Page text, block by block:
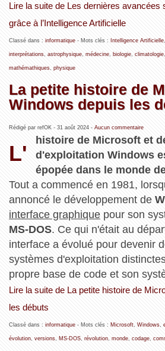
Lire la suite de Les dernières avancées
grâce à l’Intelligence Artificielle
Classé dans : informatique- Mots clés : Intelligence Artificielle,
interprétations, astrophysique, médecine, biologie, climatologie,
mathémathiques, physique
La petite histoire de
Windows depuis les
Rédigé par refOK - 31 août 2024- Aucun commentaire
L'
histoire de Microsoft et
d'exploitation Windows
épopée dans le monde
Tout a commencé en 1981,
annoncé le développement de
interface graphiquepour son
MS-DOS. Ce qui n'était au
interface a évolué pour devenir
systèmes d'exploitation
propre base de code et son
Lire la suite de La petite histoire de
les débuts
Classé dans : informatique- Mots clés : Microsoft, Windows,
évolution, versions, MS-DOS, révolution, monde, codage,